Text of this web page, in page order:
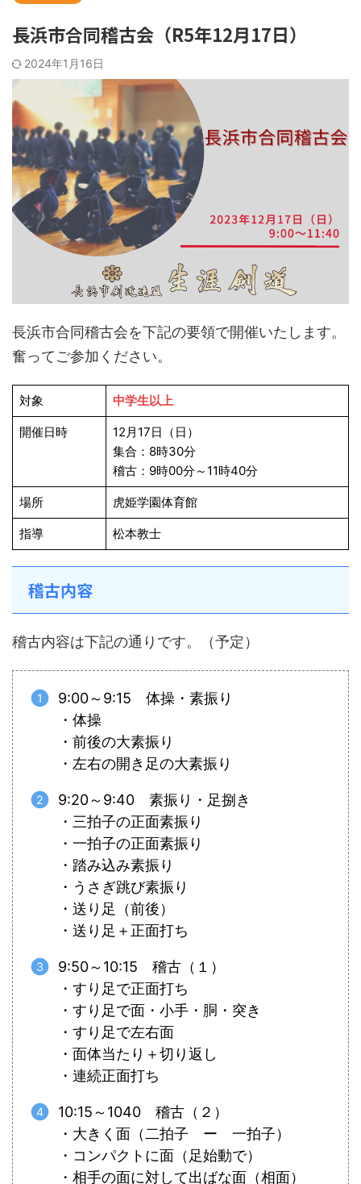
長浜市合同稽古会（R5年12月17日）
2024年1月16日
長浜市合同稽古会を下記の要領で開催いたします。
奮ってご参加ください。
対象 中学生以上
開催日時
12月17日（日）
集合：8時30分
稽古：9時00分～11時40分
場所 虎姫学園体育館
指導 松本教士
稽古内容
稽古内容は下記の通りです。（予定）
9:00～9:15 体操・素振り
・体操
・前後の大素振り
・左右の開き足の大素振り
9:20～9:40 素振り・足捌き
・三拍子の正面素振り
・一拍子の正面素振り
・踏み込み素振り
・うさぎ跳び素振り
・送り足（前後）
・送り足＋正面打ち
9:50～10:15 稽古（１）
・すり足で正面打ち
・すり足で面・小手・胴・突き
・すり足で左右面
・面体当たり＋切り返し
・連続正面打ち
10:15～1040 稽古（２）
・大きく面（二拍子 ー 一拍子）
・コンパクトに面（足始動で）
・相手の面に対して出ばな面（相面）